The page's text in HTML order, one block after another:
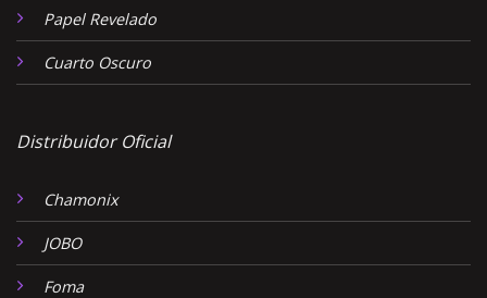
Papel Revelado
Cuarto Oscuro
Distribuidor Oficial
Chamonix
JOBO
Foma